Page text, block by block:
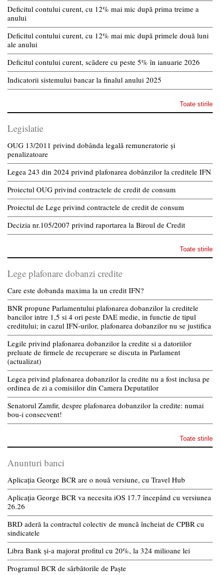
Deficitul contului curent, cu 12% mai mic după prima treime a
anului
Deficitul contului curent, cu 12% mai mic după primele două luni
ale anului
Deficitul contului curent, scădere cu peste 5% în ianuarie 2026
Indicatorii sistemului bancar la finalul anului 2025
Toate stirile
Legislatie
OUG 13/2011 privind dobânda legală remuneratorie și
penalizatoare
Legea 243 din 2024 privind plafonarea dobânzilor la creditele IFN
Proiectul OUG privind contractele de credit de consum
Proiectul de Lege privind contractele de credit de consum
Decizia nr.105/2007 privind raportarea la Biroul de Credit
Toate stirile
Lege plafonare dobanzi credite
Care este dobanda maxima la un credit IFN?
BNR propune Parlamentului plafonarea dobanzilor la creditele
bancilor intre 1,5 si 4 ori peste DAE medie, in functie de tipul
creditului; in cazul IFN-urilor, plafonarea dobanzilor nu se justifica
Legile privind plafonarea dobanzilor la credite si a datoriilor
preluate de firmele de recuperare se discuta in Parlament
(actualizat)
Legea privind plafonarea dobanzilor la credite nu a fost inclusa pe
ordinea de zi a comisiilor din Camera Deputatilor
Senatorul Zamfir, despre plafonarea dobanzilor la credite: numai
bou-i consecvent!
Toate stirile
Anunturi banci
Aplicația George BCR are o nouă versiune, cu Travel Hub
Aplicația George BCR va necesita iOS 17.7 începând cu versiunea
26.26
BRD aderă la contractul colectiv de muncă încheiat de CPBR cu
sindicatele
Libra Bank și-a majorat profitul cu 20%, la 324 milioane lei
Programul BCR de sărbătorile de Paște